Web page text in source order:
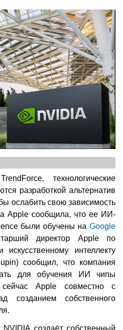
технологические
разработкой альтернатив
ослабить свою зависимость
Apple сообщила, что ее ИИ-
были обучены на Google
директор Apple по
интеллекту
сообщил, что компания
для обучения ИИ чипы
Apple совместно с
созданием собственного